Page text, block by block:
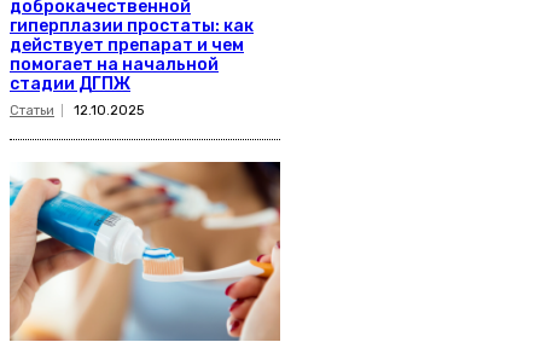
доброкачественной
гиперплазии простаты: как
действует препарат и чем
помогает на начальной
стадии ДГПЖ
Статьи 12.10.2025